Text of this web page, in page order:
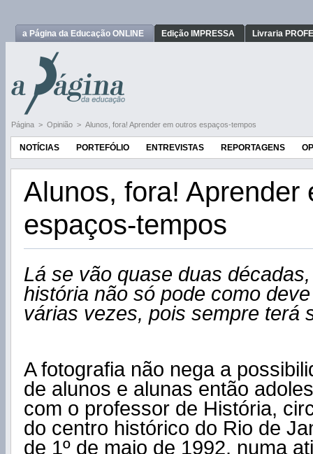
a Página da Educação ONLINE Edição IMPRESSA Livraria
Página > Opinião > Alunos, fora! Aprender em outros espaços-tempos
NOTÍCIAS PORTEFÓLIO ENTREVISTAS REPORTAGENS
Alunos, fora! Aprender
espaços-tempos
Lá se vão quase duas
história não só pode como
várias vezes, pois sempre terá
A fotografia não nega a
de alunos e alunas então
com o professor de História,
do centro histórico do Rio de
de 1º de maio de 1992, numa